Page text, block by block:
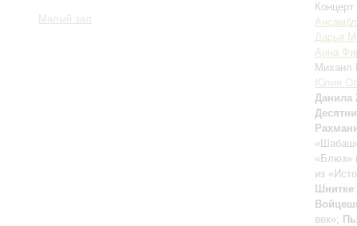
Малый зал
Дарья
Анна
Михаил
Юлия
Данила
«Блюз»
из
Шнитке
век»;